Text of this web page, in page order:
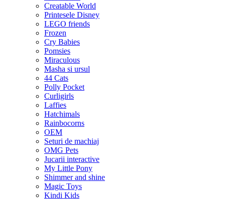
Creatable World
Printesele Disney
LEGO friends
Frozen
Cry Babies
Pomsies
Miraculous
Masha si ursul
44 Cats
Polly Pocket
Curligirls
Laffies
Hatchimals
Rainbocorns
OEM
Seturi de machiaj
OMG Pets
Jucarii interactive
My Little Pony
Shimmer and shine
Magic Toys
Kindi Kids